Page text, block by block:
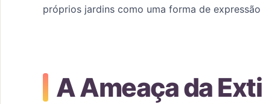
próprios jardins como uma forma de
A Ameaça da